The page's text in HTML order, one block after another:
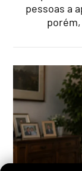
pessoas a